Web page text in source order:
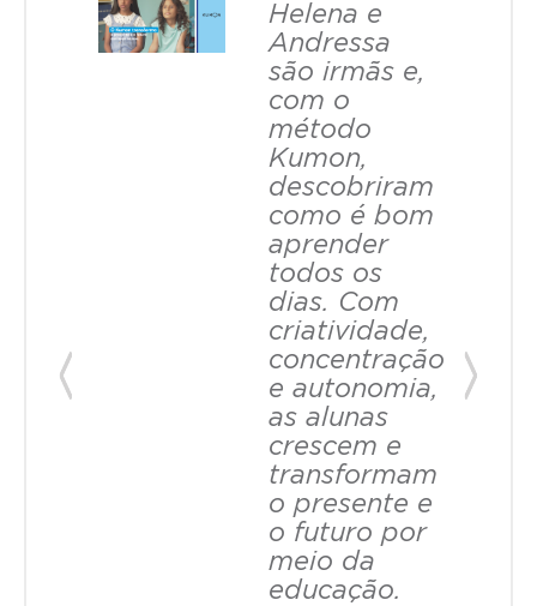
Helena e
Andressa
são irmãs e,
com o
método
Kumon,
descobriram
como é bom
aprender
todos os
dias. Com
criatividade,
concentração
e autonomia,
as alunas
crescem e
transformam
o presente e
o futuro por
meio da
educação.
Previous Next